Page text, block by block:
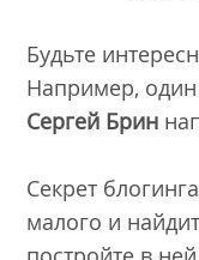
Будьте
Например, один
Сергей Брин
Секрет
малого и